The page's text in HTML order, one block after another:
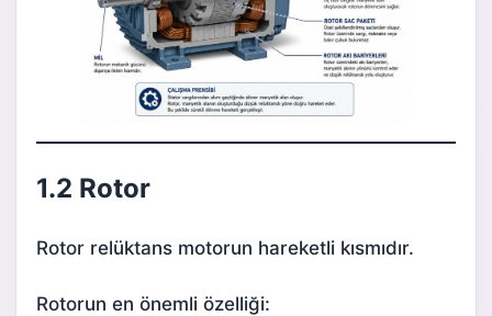
1.2 Rotor
Rotor relüktans motorun hareketli kısmıdır.
Rotorun en önemli özelliği: